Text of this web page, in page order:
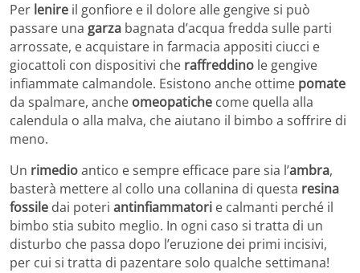
Per lenire il gonfiore e il dolore alle gengive si può
passare una garza bagnata d’acqua fredda sulle parti
arrossate, e acquistare in farmacia appositi ciucci e
giocattoli con dispositivi che raffreddino le gengive
infiammate calmandole. Esistono anche ottime pomate
da spalmare, anche omeopatiche come quella alla
calendula o alla malva, che aiutano il bimbo a soffrire di
meno.
Un rimedioantico e sempre efficace pare sia l’ambra,
basterà mettere al collo una collanina di questa resina
fossile dai poteri antinfiammatori e calmanti perché il
bimbo stia subito meglio. In ogni caso si tratta di un
disturbo che passa dopo l’eruzione dei primi incisivi,
per cui si tratta di pazentare solo qualche settimana!